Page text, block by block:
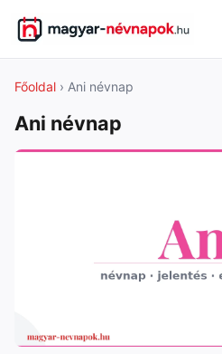
Főoldal › Ani névnap
Ani névnap